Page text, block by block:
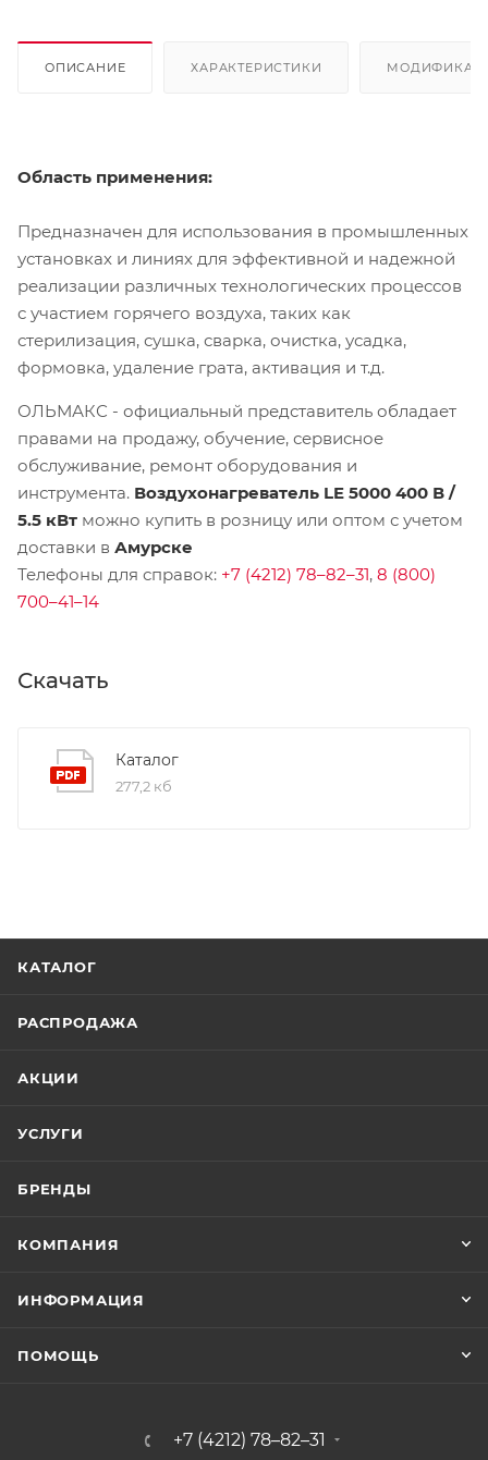
ОПИСАНИЕ ХАРАКТЕРИСТИКИ
Область применения:
Предназначен для использования в промышленных
установках и линиях для эффективной и надежной
реализации различных технологических процессов
с участием горячего воздуха, таких как
стерилизация, сушка, сварка, очистка, усадка,
формовка, удаление грата, активация и т.д.
ОЛЬМАКС - официальный представитель обладает
правами на продажу, обучение, сервисное
обслуживание, ремонт оборудования и
инструмента. Воздухонагреватель LE 5000 400 В /
5.5 кВт можно купить в розницу или оптом с учетом
доставки в Амурске
Телефоны для справок: +7 (4212) 78–82–31, 8 (800)
700–41–14
Скачать
Каталог
277,2 кб
КАТАЛОГ
РАСПРОДАЖА
АКЦИИ
УСЛУГИ
БРЕНДЫ
КОМПАНИЯ
ИНФОРМАЦИЯ
ПОМОЩЬ
+7 (4212) 78–82–31